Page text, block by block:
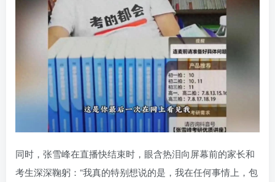
同时，张雪峰在直播快结束时，眼含热泪向屏幕前的家长和
考生深深鞠躬：“我真的特别想说的是，我在任何事情上，包